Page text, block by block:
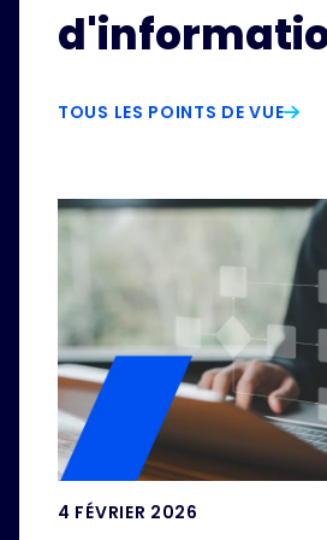
TOUS LES POINTS DE VUE
4 FÉVRIER 2026